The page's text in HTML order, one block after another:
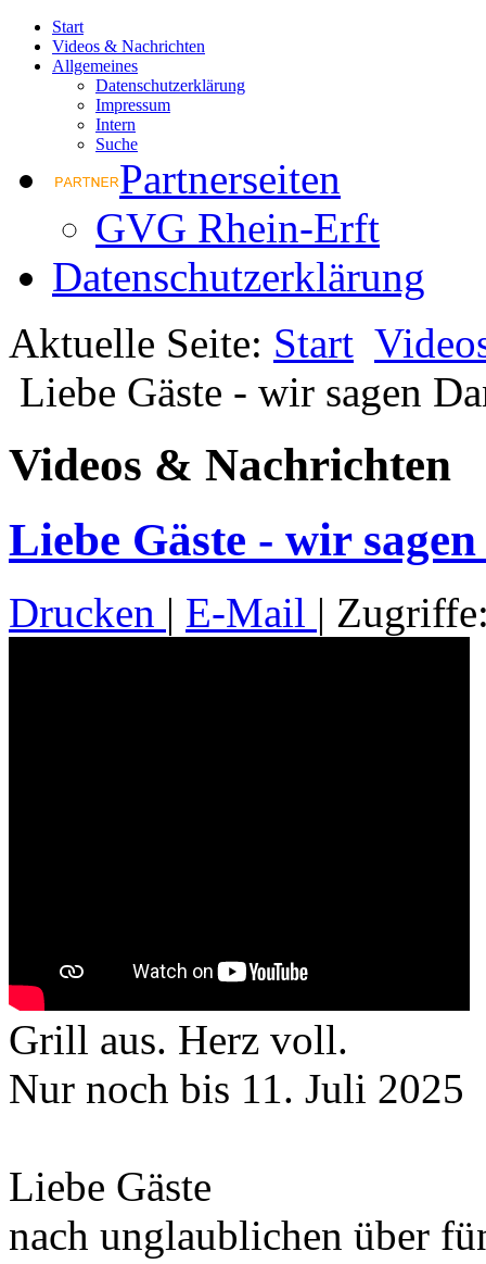
Start
Videos & Nachrichten
Allgemeines
Datenschutzerklärung
Impressum
Intern
Suche
Partnerseiten
GVG Rhein-Erft
Datenschutzerklärung
Aktuelle Seite: Start
Liebe Gäste - wir sagen
Videos & Nachrichten
Liebe Gäste - wir
Drucken | E-Mail |
Grill aus. Herz voll.
Nur noch bis 11. Juli 2025
Liebe Gäste
nach unglaublichen über